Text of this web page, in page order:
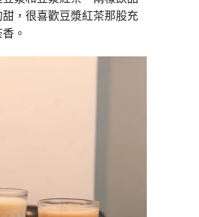
，很喜歡豆漿紅茶那股充
。